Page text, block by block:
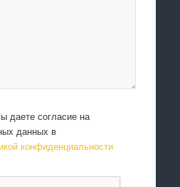
даете согласие на
данных в
конфиденциальности